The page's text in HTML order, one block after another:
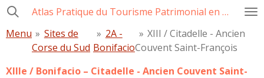
Passer
contenu
principal
Atlas Pratique du Tourisme Patrimonial en Corse
Menu » Sites de
Corse du Sud
» 2A -
Bonifacio
» XIII / Citadelle - Ancien
Couvent Saint-François
XIIIe / Bonifacio – Citadelle - Ancien Couvent Saint-